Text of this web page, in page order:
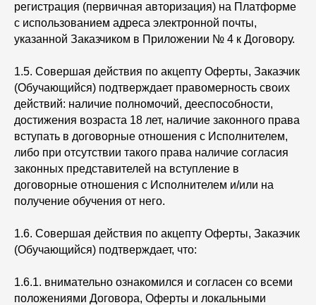
регистрация (первичная авторизация) на Платформе
с использованием адреса электронной почты,
указанной Заказчиком в Приложении № 4 к Договору.
1.5. Совершая действия по акцепту Оферты, Заказчик
(Обучающийся) подтверждает правомерность своих
действий: наличие полномочий, дееспособности,
достижения возраста 18 лет, наличие законного права
вступать в договорные отношения с Исполнителем,
либо при отсутствии такого права наличие согласия
законных представителей на вступление в
договорные отношения с Исполнителем и/или на
получение обучения от него.
1.6. Совершая действия по акцепту Оферты, Заказчик
(Обучающийся) подтверждает, что:
1.6.1. внимательно ознакомился и согласен со всеми
положениями Договора, Оферты и локальными